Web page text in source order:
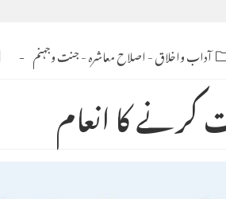
آداب واخلاق-اصلاح معاشرہ-جنت وجہنم
کرنے کا انعام